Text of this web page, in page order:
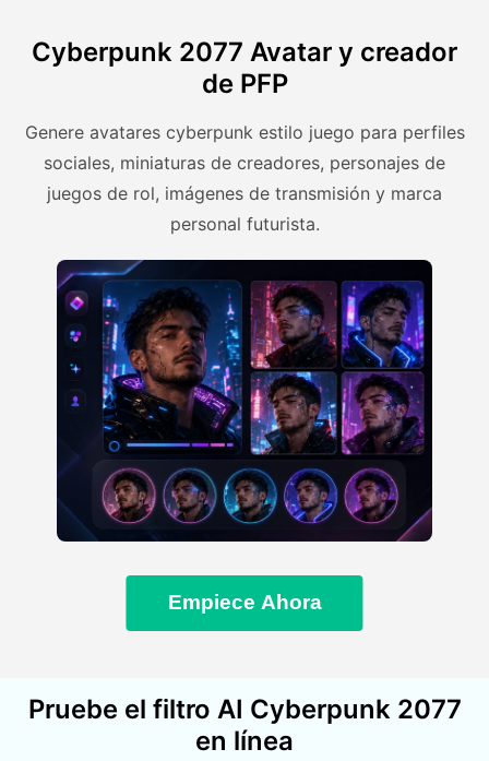
Cyberpunk 2077 Avatar y creador
de PFP
Genere avatares cyberpunk estilo juego para perfiles
sociales, miniaturas de creadores, personajes de
juegos de rol, imágenes de transmisión y marca
personal futurista.
Empiece Ahora
Pruebe el filtro AI Cyberpunk 2077
en línea